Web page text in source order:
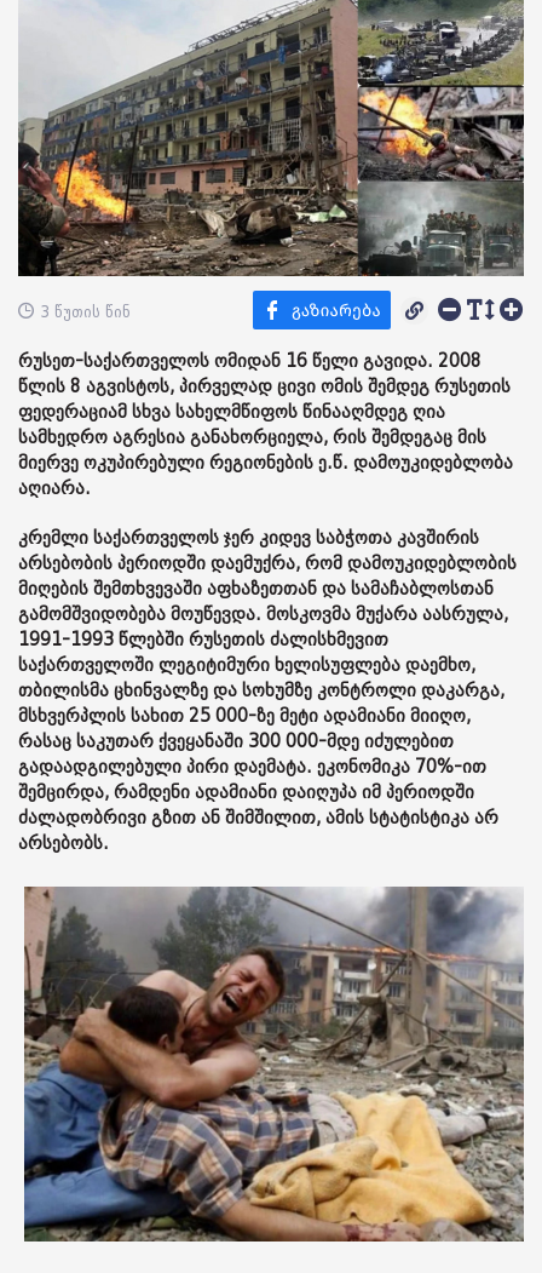
3 წუთის წინ
რუსეთ-საქართველოს ომიდან 16 წელი გავიდა. 2008
წლის 8 აგვისტოს, პირველად ცივი ომის შემდეგ რუსეთის
ფედერაციამ სხვა სახელმწიფოს წინააღმდეგ ღია
სამხედრო აგრესია განახორციელა, რის შემდეგაც მის
მიერვე ოკუპირებული რეგიონების ე.წ. დამოუკიდებლობა
აღიარა.
კრემლი საქართველოს ჯერ კიდევ საბჭოთა კავშირის
არსებობის პერიოდში დაემუქრა, რომ დამოუკიდებლობის
მიღების შემთხვევაში აფხაზეთთან და სამაჩაბლოსთან
გამომშვიდობება მოუწევდა. მოსკოვმა მუქარა აასრულა,
1991-1993 წლებში რუსეთის ძალისხმევით
საქართველოში ლეგიტიმური ხელისუფლება დაემხო,
თბილისმა ცხინვალზე და სოხუმზე კონტროლი დაკარგა,
მსხვერპლის სახით 25 000-ზე მეტი ადამიანი მიიღო,
რასაც საკუთარ ქვეყანაში 300 000-მდე იძულებით
გადაადგილებული პირი დაემატა. ეკონომიკა 70%-ით
შემცირდა, რამდენი ადამიანი დაიღუპა იმ პერიოდში
ძალადობრივი გზით ან შიმშილით, ამის სტატისტიკა არ
არსებობს.